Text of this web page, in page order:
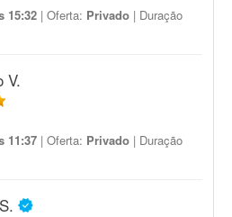
15:32 | Oferta: Privado | Duração
V.
11:37 | Oferta: Privado | Duração